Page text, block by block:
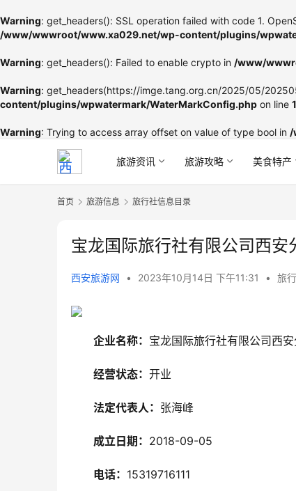
Warning: get_headers(): SSL operation failed with code 1.
/www/wwwroot/www.xa029.net/wp-content/plugins/
Warning: get_headers(): Failed to enable crypto in /www/
Warning: get_headers(https://imge.tang.org.cn/2025/05/
content/plugins/wpwatermark/WaterMarkConfig.php on line
Warning: Trying to access array offset on value of type bool in /
旅游资讯 旅游攻略 美食特产
首页 旅游信息 旅行社信息目录
宝龙国际旅行社有限公司西安
西安旅游网 • 2023年10月14日 下午11:31 • 旅
企业名称： 宝龙国际旅行社有限公司西安
经营状态： 开业
法定代表人： 张海峰
成立日期： 2018-09-05
电话： 15319716111